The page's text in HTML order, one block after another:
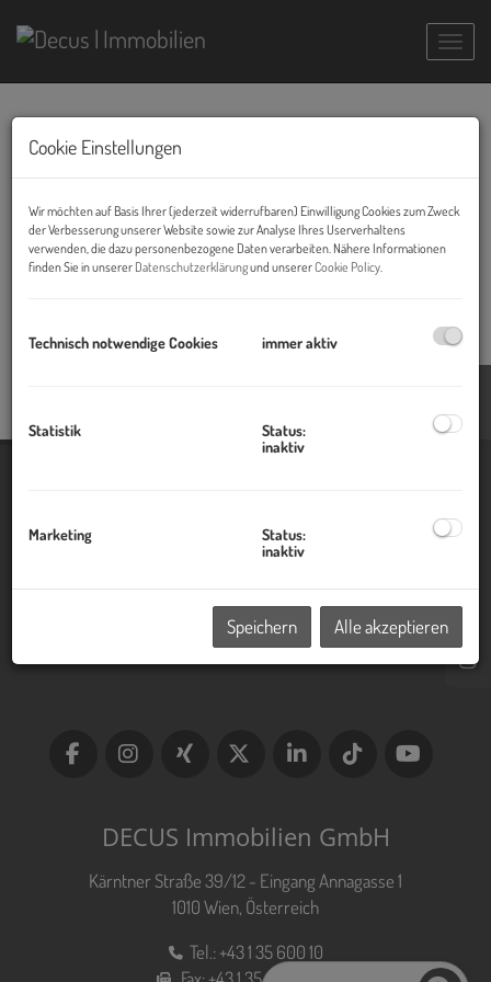
Beitritt Verein AREAMA
DECUS tritt als eines der ersten Mitglieder dem neu gegründeten Verein
AREAMA bei, welcher sich für die Professionalisierung des
Immobilienbereichs Asset Management einsetzt. Zusätzlich unterstützen
Kontakt
Datenschutzinformation
DECUS Immobilien GmbH
Kärntner Straße 39/12 - Eingang Annagasse 1
1010 Wien, Österreich
Tel.:+43 1 35 600 10
Cookie Einstellungen
Wir möchten auf Basis Ihrer (jederzeit widerrufbaren) Einwilligung Cookies zum Zweck
der Verbesserung unserer Website sowie zur Analyse Ihres Userverhaltens
verwenden, die dazu personenbezogene Daten verarbeiten. Nähere Informationen
finden Sie in unserer Datenschutzerklärungund unsererCookie Policy
Technisch notwendige Cookies immer aktiv
Statistik
Status:
inaktiv
Marketing
Status:
inaktiv
Speichern Alle akzeptieren